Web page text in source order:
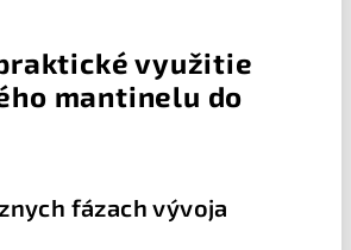
využitie
mantinelu do
fázach vývoja